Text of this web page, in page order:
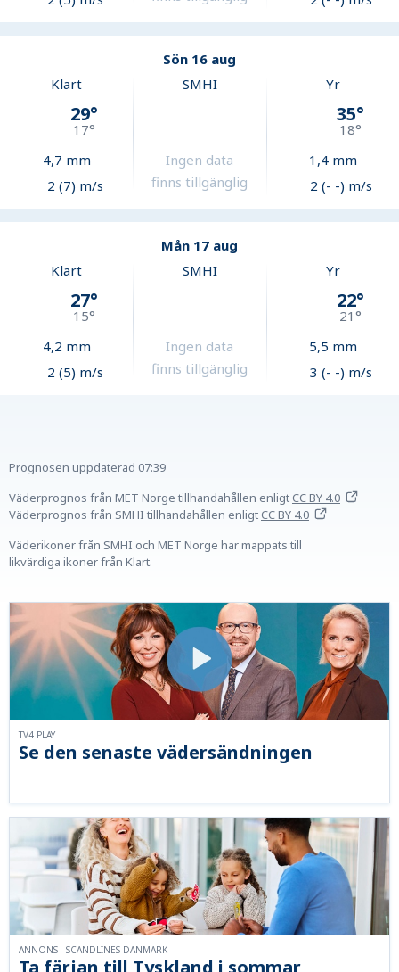
Sön 16 aug
Klart
29°
17°
4,7 mm
2 (7) m/s
SMHI
Ingen data
finns tillgänglig
Yr
35°
18°
1,4mm
2 (- -) m/s
Mån 17 aug
Klart
27°
15°
4,2 mm
2 (5) m/s
SMHI
Ingen data
finns tillgänglig
Yr
22°
21°
5,5 mm
3 (- -) m/s
Prognosen uppdaterad 07:39
Väderprognos från MET Norge tillhandahållen enligtCC BY 4.0
Väderprognos från SMHI tillhandahållen enligtCC BY 4.0
Väderikoner från SMHI och MET Norge har mappats till
likvärdiga ikoner från Klart.
Se den senaste vädersändningen
TV4 PLAY
ANNONS - SCANDLINES DANMARK